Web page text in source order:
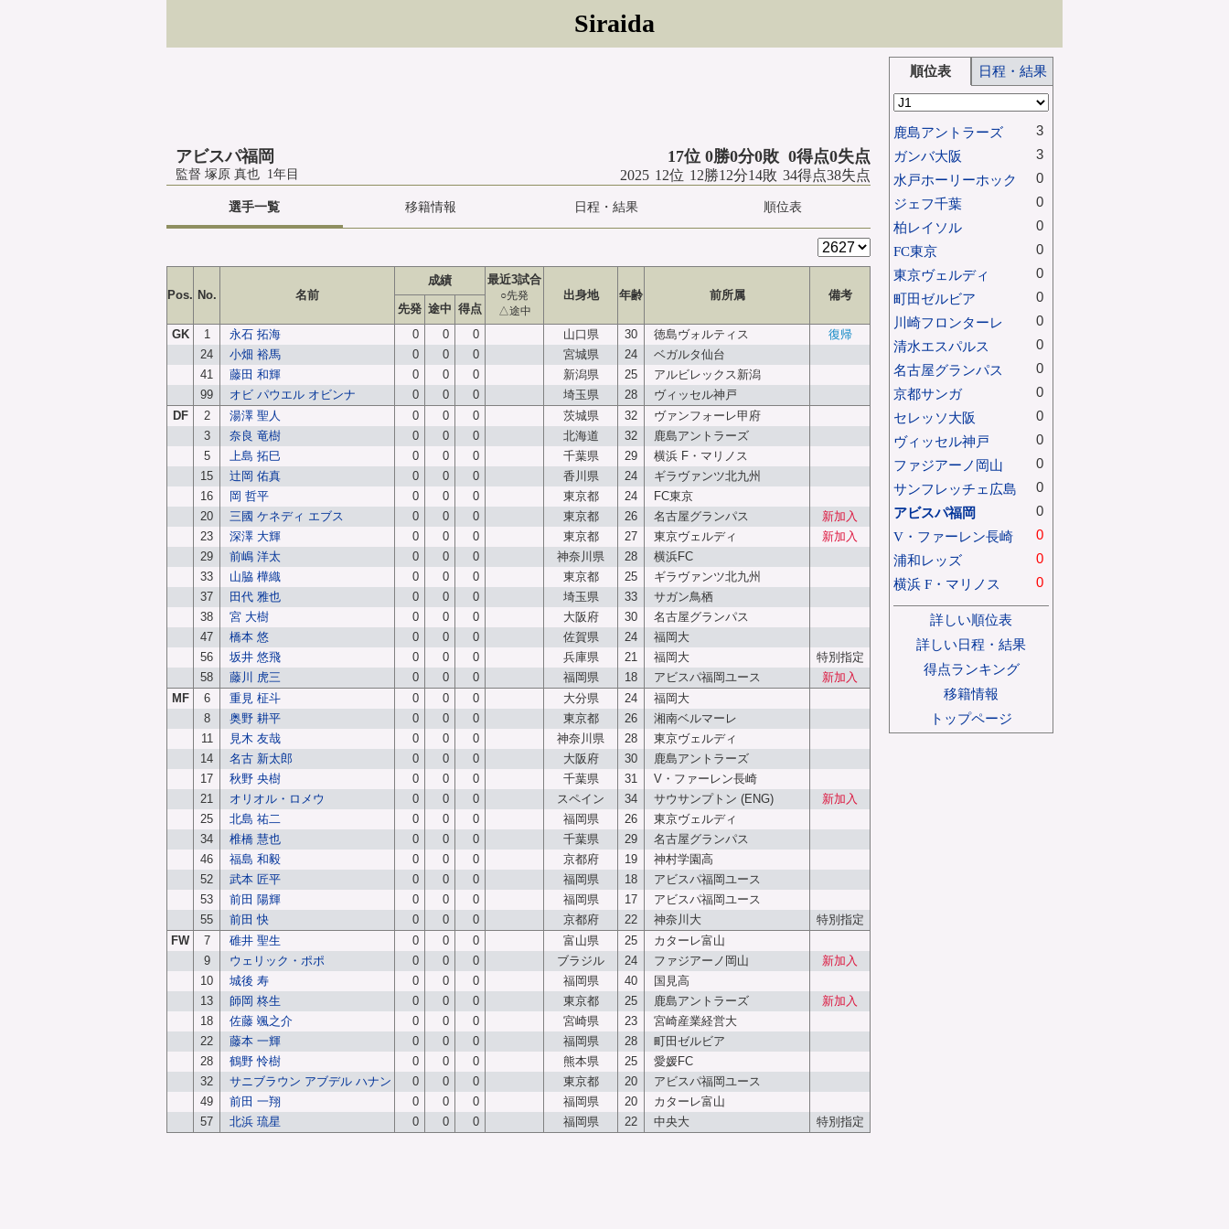
Siraida
アビスパ福岡
監督 塚原 真也 1年目
17位 0勝0分0敗 0得点0失点
2025 12位 12勝12分14敗 34得点38失点
選手一覧 移籍情報 日程・結果 順位表
Pos. No. 名前
成績 最近3試合
○先発
△途中
出身地 年齢 前所属
備考
先発 途中 得点
GK
1 永石 拓海 0 0 0 山口県 30 徳島ヴォルティス
復帰
24
小畑 裕馬 0 0 0 宮城県 24
ベガルタ仙台
41
藤田 和輝 0 0 0 新潟県 25
アルビレックス新潟
99
オビ パウエル オビンナ 0 0 0 埼玉県 28
ヴィッセル神戸
DF
2 湯澤 聖人 0 0 0 茨城県 32
ヴァンフォーレ甲府
3
奈良 竜樹 0 0 0 北海道 32
鹿島アントラーズ
5
上島 拓巳 0 0 0 千葉県 29
横浜 F・マリノス
15
辻岡 佑真 0 0 0 香川県 24
ギラヴァンツ北九州
16
岡 哲平 0 0 0 東京都 24
FC東京
20
三國 ケネディ エブス 0 0 0 東京都 26 名古屋グランパス
新加入
23
深澤 大輝 0 0 0 東京都 27 東京ヴェルディ
新加入
29
前嶋 洋太 0 0 0 神奈川県 28
横浜FC
33
山脇 樺織 0 0 0 東京都 25
ギラヴァンツ北九州
37
田代 雅也 0 0 0 埼玉県 33
サガン鳥栖
38
宮 大樹 0 0 0 大阪府 30
名古屋グランパス
47
橋本 悠 0 0 0 佐賀県 24
福岡大
56
坂井 悠飛 0 0 0 兵庫県 21 福岡大
特別指定
58
藤川 虎三 0 0 0 福岡県 18 アビスパ福岡ユース
新加入
MF
6 重見 柾斗 0 0 0 大分県 24
福岡大
8
奥野 耕平 0 0 0 東京都 26
湘南ベルマーレ
11
見木 友哉 0 0 0 神奈川県 28
東京ヴェルディ
14
名古 新太郎 0 0 0 大阪府 30
鹿島アントラーズ
17
秋野 央樹 0 0 0 千葉県 31
V・ファーレン長崎
21
オリオル・ロメウ 0 0 0 スペイン 34 サウサンプトン (ENG)
新加入
25
北島 祐二 0 0 0 福岡県 26
東京ヴェルディ
34
椎橋 慧也 0 0 0 千葉県 29
名古屋グランパス
46
福島 和毅 0 0 0 京都府 19
神村学園高
52
武本 匠平 0 0 0 福岡県 18
アビスパ福岡ユース
53
前田 陽輝 0 0 0 福岡県 17
アビスパ福岡ユース
55
前田 快 0 0 0 京都府 22 神奈川大
特別指定
FW
7 碓井 聖生 0 0 0 富山県 25
カターレ富山
9
ウェリック・ポポ 0 0 0 ブラジル 24 ファジアーノ岡山
新加入
10
城後 寿 0 0 0 福岡県 40
国見高
13
師岡 柊生 0 0 0 東京都 25 鹿島アントラーズ
新加入
18
佐藤 颯之介 0 0 0 宮崎県 23
宮崎産業経営大
22
藤本 一輝 0 0 0 福岡県 28
町田ゼルビア
28
鶴野 怜樹 0 0 0 熊本県 25
愛媛FC
32
サニブラウン アブデル ハナン 0 0 0 東京都 20
アビスパ福岡ユース
49
前田 一翔 0 0 0 福岡県 20
カターレ富山
57
北浜 琉星 0 0 0 福岡県 22 中央大 特別指定
順位表 日程・結果
鹿島アントラーズ
3
ガンバ大阪
3
水戸ホーリーホック
0
ジェフ千葉
0
柏レイソル
0
FC東京
0
東京ヴェルディ
0
町田ゼルビア
0
川崎フロンターレ
0
清水エスパルス
0
名古屋グランパス
0
京都サンガ
0
セレッソ大阪
0
ヴィッセル神戸
0
ファジアーノ岡山
0
サンフレッチェ広島
0
アビスパ福岡
0
V・ファーレン長崎
0
浦和レッズ
0
横浜 F・マリノス
0
詳しい順位表
詳しい日程・結果
得点ランキング
移籍情報
トップページ